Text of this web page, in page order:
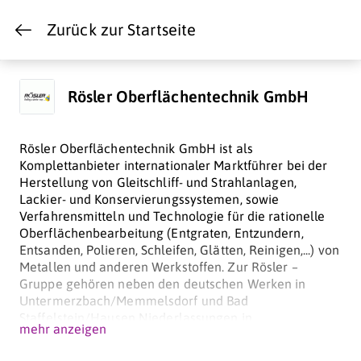
Zurück zur Startseite
Rösler Oberflächentechnik GmbH
Rösler Oberflächentechnik GmbH ist als
Komplettanbieter internationaler Marktführer bei der
Herstellung von Gleitschliff- und Strahlanlagen,
Lackier- und Konservierungssystemen, sowie
Verfahrensmitteln und Technologie für die rationelle
Oberflächenbearbeitung (Entgraten, Entzundern,
Entsanden, Polieren, Schleifen, Glätten, Reinigen,...) von
Metallen und anderen Werkstoffen. Zur Rösler –
Gruppe gehören neben den deutschen Werken in
Untermerzbach/Memmelsdorf und Bad
Großbritannien, Frankreich, Italien, den Niederlanden,
mehr anzeigen